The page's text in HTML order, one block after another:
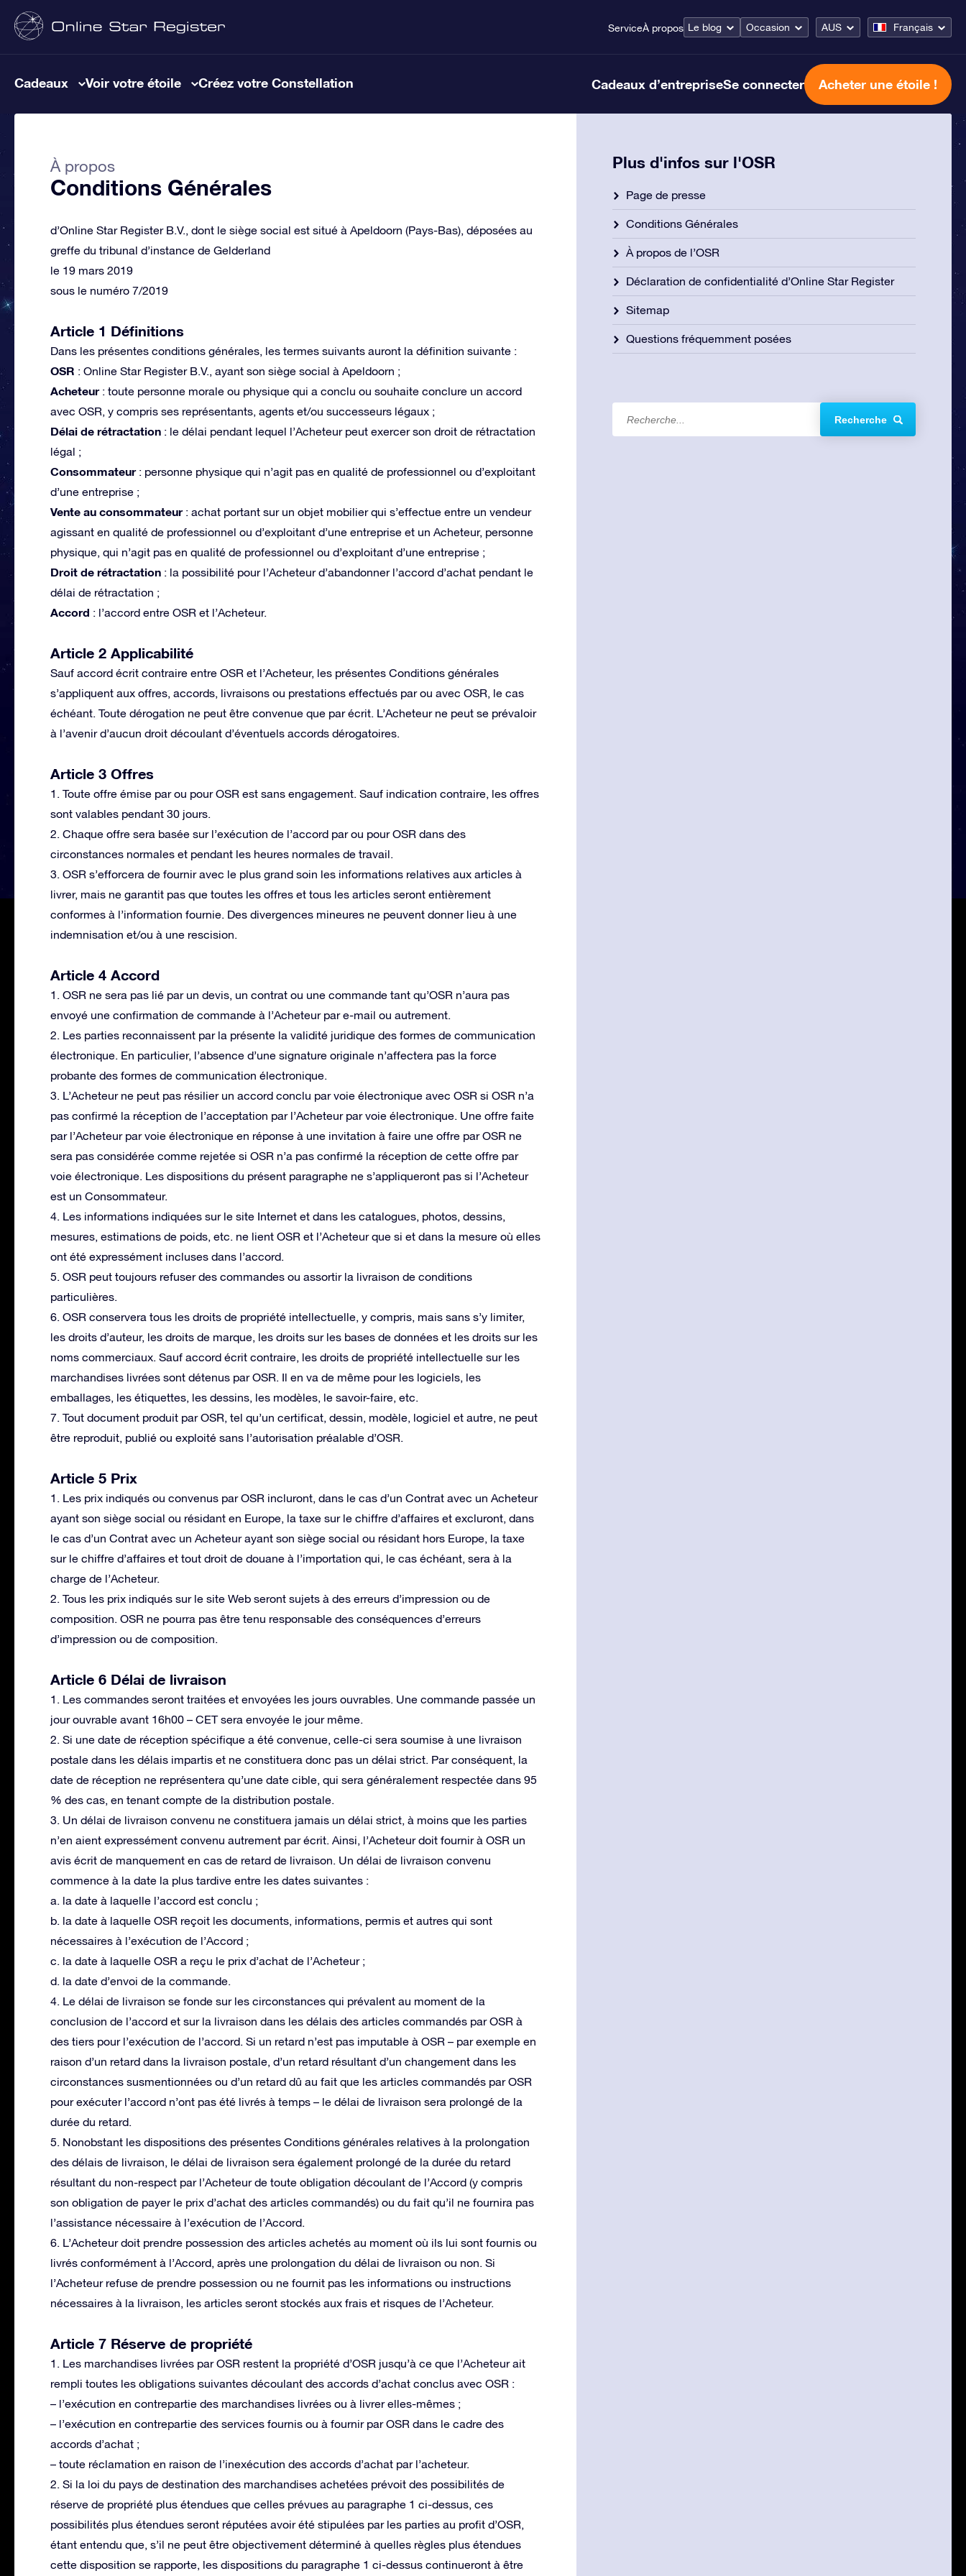
ServiceÀ propos Le blog Occasion AUS Français
Cadeaux Voir votre étoile Créez votre Constellation Cadeaux d’entrepriseSe connecter Acheter une étoile !
À propos
Conditions Générales
d’Online Star Register B.V., dont le siège social est situé à Apeldoorn (Pays-Bas), déposées au
greffe du tribunal d’instance de Gelderland
le 19 mars 2019
sous le numéro 7/2019
Article 1 Définitions
Dans les présentes conditions générales, les termes suivants auront la définition suivante :
OSR : Online Star Register B.V., ayant son siège social à Apeldoorn ;
Acheteur: toute personne morale ou physique qui a conclu ou souhaite conclure un accord
avec OSR, y compris ses représentants, agents et/ou successeurs légaux ;
Délai de rétractation : le délai pendant lequel l’Acheteur peut exercer son droit de rétractation
légal ;
Consommateur: personne physique qui n’agit pas en qualité de professionnel ou d’exploitant
d’une entreprise ;
Vente au consommateur: achat portant sur un objet mobilier qui s’effectue entre un vendeur
agissant en qualité de professionnel ou d’exploitant d’une entreprise et un Acheteur, personne
physique, qui n’agit pas en qualité de professionnel ou d’exploitant d’une entreprise ;
Droit de rétractation : la possibilité pour l’Acheteur d’abandonner l’accord d’achat pendant le
délai de rétractation ;
Accord : l’accord entre OSR et l’Acheteur.
Article 2 Applicabilité
Sauf accord écrit contraire entre OSR et l’Acheteur, les présentes Conditions générales
s’appliquent aux offres, accords, livraisons ou prestations effectués par ou avec OSR, le cas
échéant. Toute dérogation ne peut être convenue que par écrit. L’Acheteur ne peut se prévaloir
à l’avenir d’aucun droit découlant d’éventuels accords dérogatoires.
Article 3 Offres
1. Toute offre émise par ou pour OSR est sans engagement. Sauf indication contraire, les offres
sont valables pendant 30 jours.
2. Chaque offre sera basée sur l’exécution de l’accord par ou pour OSR dans des
circonstances normales et pendant les heures normales de travail.
3. OSR s’efforcera de fournir avec le plus grand soin les informations relatives aux articles à
livrer, mais ne garantit pas que toutes les offres et tous les articles seront entièrement
conformes à l’information fournie. Des divergences mineures ne peuvent donner lieu à une
indemnisation et/ou à une rescision.
Article 4 Accord
1. OSR ne sera pas lié par un devis, un contrat ou une commande tant qu’OSR n’aura pas
envoyé une confirmation de commande à l’Acheteur par e-mail ou autrement.
2. Les parties reconnaissent par la présente la validité juridique des formes de communication
électronique. En particulier, l’absence d’une signature originale n’affectera pas la force
probante des formes de communication électronique.
3. L’Acheteur ne peut pas résilier un accord conclu par voie électronique avec OSR si OSR n’a
pas confirmé la réception de l’acceptation par l’Acheteur par voie électronique. Une offre faite
par l’Acheteur par voie électronique en réponse à une invitation à faire une offre par OSR ne
sera pas considérée comme rejetée si OSR n’a pas confirmé la réception de cette offre par
voie électronique. Les dispositions du présent paragraphe ne s’appliqueront pas si l’Acheteur
est un Consommateur.
4. Les informations indiquées sur le site Internet et dans les catalogues, photos, dessins,
mesures, estimations de poids, etc. ne lient OSR et l’Acheteur que si et dans la mesure où elles
ont été expressément incluses dans l’accord.
5. OSR peut toujours refuser des commandes ou assortir la livraison de conditions
particulières.
6. OSR conservera tous les droits de propriété intellectuelle, y compris, mais sans s’y limiter,
les droits d’auteur, les droits de marque, les droits sur les bases de données et les droits sur les
noms commerciaux. Sauf accord écrit contraire, les droits de propriété intellectuelle sur les
marchandises livrées sont détenus par OSR. Il en va de même pour les logiciels, les
emballages, les étiquettes, les dessins, les modèles, le savoir-faire, etc.
7. Tout document produit par OSR, tel qu’un certificat, dessin, modèle, logiciel et autre, ne peut
être reproduit, publié ou exploité sans l’autorisation préalable d’OSR.
Article 5 Prix
1. Les prix indiqués ou convenus par OSR incluront, dans le cas d’un Contrat avec un Acheteur
ayant son siège social ou résidant en Europe, la taxe sur le chiffre d’affaires et excluront, dans
le cas d’un Contrat avec un Acheteur ayant son siège social ou résidant hors Europe, la taxe
sur le chiffre d’affaires et tout droit de douane à l’importation qui, le cas échéant, sera à la
charge de l’Acheteur.
2. Tous les prix indiqués sur le site Web seront sujets à des erreurs d’impression ou de
composition. OSR ne pourra pas être tenu responsable des conséquences d’erreurs
d’impression ou de composition.
Article 6 Délai de livraison
1. Les commandes seront traitées et envoyées les jours ouvrables. Une commande passée un
jour ouvrable avant 16h00 – CET sera envoyée le jour même.
2. Si une date de réception spécifique a été convenue, celle-ci sera soumise à une livraison
postale dans les délais impartis et ne constituera donc pas un délai strict. Par conséquent, la
date de réception ne représentera qu’une date cible, qui sera généralement respectée dans 95
% des cas, en tenant compte de la distribution postale.
3. Un délai de livraison convenu ne constituera jamais un délai strict, à moins que les parties
n’en aient expressément convenu autrement par écrit. Ainsi, l’Acheteur doit fournir à OSR un
avis écrit de manquement en cas de retard de livraison. Un délai de livraison convenu
commence à la date la plus tardive entre les dates suivantes :
a. la date à laquelle l’accord est conclu ;
b. la date à laquelle OSR reçoit les documents, informations, permis et autres qui sont
nécessaires à l’exécution de l’Accord ;
c. la date à laquelle OSR a reçu le prix d’achat de l’Acheteur ;
d. la date d’envoi de la commande.
4. Le délai de livraison se fonde sur les circonstances qui prévalent au moment de la
conclusion de l’accord et sur la livraison dans les délais des articles commandés par OSR à
des tiers pour l’exécution de l’accord. Si un retard n’est pas imputable à OSR – par exemple en
raison d’un retard dans la livraison postale, d’un retard résultant d’un changement dans les
circonstances susmentionnées ou d’un retard dû au fait que les articles commandés par OSR
pour exécuter l’accord n’ont pas été livrés à temps – le délai de livraison sera prolongé de la
durée du retard.
5. Nonobstant les dispositions des présentes Conditions générales relatives à la prolongation
des délais de livraison, le délai de livraison sera également prolongé de la durée du retard
résultant du non-respect par l’Acheteur de toute obligation découlant de l’Accord (y compris
son obligation de payer le prix d’achat des articles commandés) ou du fait qu’il ne fournira pas
l’assistance nécessaire à l’exécution de l’Accord.
6. L’Acheteur doit prendre possession des articles achetés au moment où ils lui sont fournis ou
livrés conformément à l’Accord, après une prolongation du délai de livraison ou non. Si
l’Acheteur refuse de prendre possession ou ne fournit pas les informations ou instructions
nécessaires à la livraison, les articles seront stockés aux frais et risques de l’Acheteur.
Article 7 Réserve de propriété
1. Les marchandises livrées par OSR restent la propriété d’OSR jusqu’à ce que l’Acheteur ait
rempli toutes les obligations suivantes découlant des accords d’achat conclus avec OSR :
– l’exécution en contrepartie des marchandises livrées ou à livrer elles-mêmes ;
– l’exécution en contrepartie des services fournis ou à fournir par OSR dans le cadre des
accords d’achat ;
– toute réclamation en raison de l’inexécution des accords d’achat par l’acheteur.
2. Si la loi du pays de destination des marchandises achetées prévoit des possibilités de
réserve de propriété plus étendues que celles prévues au paragraphe 1 ci-dessus, ces
possibilités plus étendues seront réputées avoir été stipulées par les parties au profit d’OSR,
étant entendu que, s’il ne peut être objectivement déterminé à quelles règles plus étendues
cette disposition se rapporte, les dispositions du paragraphe 1 ci-dessus continueront à être
Plus d'infos sur l'OSR
Page de presse
Conditions Générales
À propos de l’OSR
Déclaration de confidentialité d’Online Star Register
Sitemap
Questions fréquemment posées
Recherche